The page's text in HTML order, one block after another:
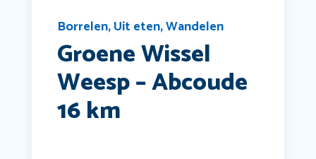
Borrelen,Uit eten,Wandelen
Groene Wissel
Weesp – Abcoude
16 km